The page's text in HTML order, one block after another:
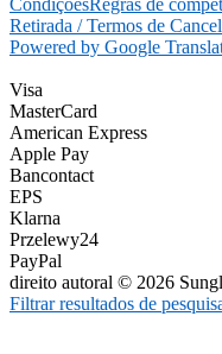
CondiçõesRegras de
Retirada / Termos de
Powered by Google
Visa
MasterCard
American Express
Apple Pay
Bancontact
EPS
Klarna
Przelewy24
PayPal
direito autoral © 2026
Filtrar resultados de